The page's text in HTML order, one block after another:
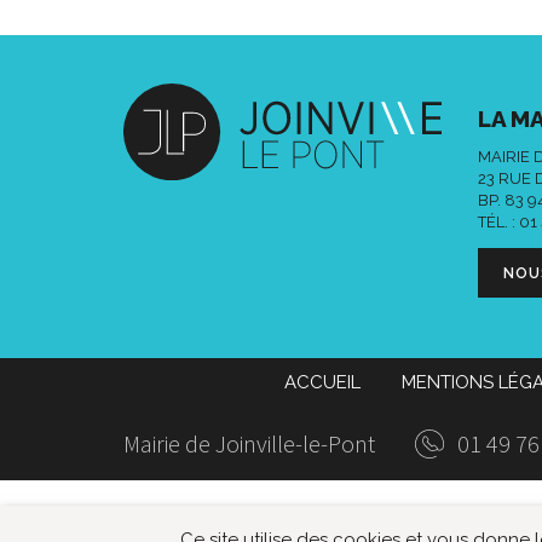
LA
MAIRIE
23 RUE
BP. 83
TÉL. : 01
ACCUEIL MENTIONS
Mairie de Joinville-le-Pont 01 49